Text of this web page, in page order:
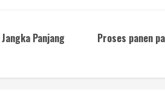
Panjang
Proses panen